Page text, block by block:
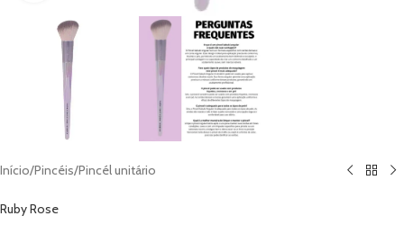
Início/Pincéis/Pincél unitário
Ruby Rose